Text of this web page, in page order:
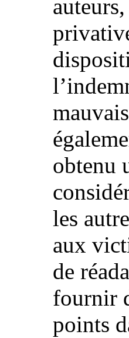
obtenu
les
aux
de
fournir
points